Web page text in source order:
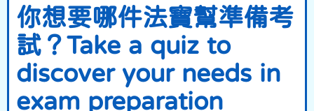
你想要哪件法寶幫準備考
試？Take a quiz to
discover your needs in
exam preparation